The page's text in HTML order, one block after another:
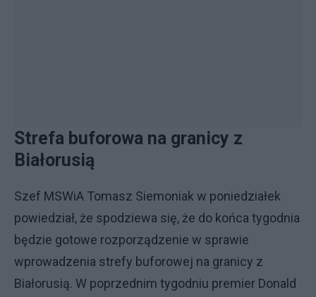
Strefa buforowa na granicy z
Białorusią
Szef MSWiA Tomasz Siemoniak w poniedziałek
powiedział, że spodziewa się, że do końca tygodnia
będzie gotowe rozporządzenie w sprawie
wprowadzenia strefy buforowej na granicy z
Białorusią. W poprzednim tygodniu premier Donald